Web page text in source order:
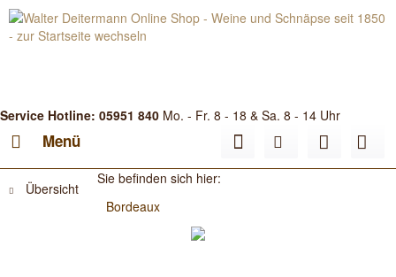
Service Hotline: 05951 840 Mo. - Fr. 8 - 18 & Sa. 8 - 14 Uhr
Menü
Übersicht
Sie befinden sich hier:
Bordeaux